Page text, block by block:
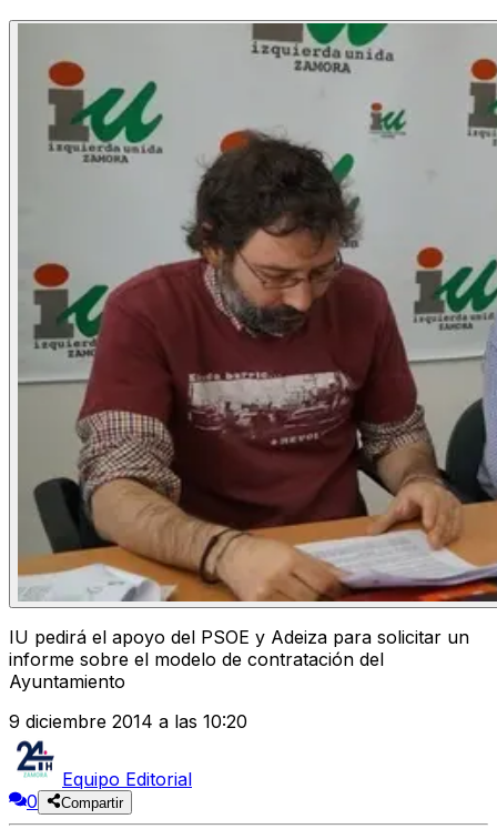
IU pedirá el apoyo del PSOE y Adeiza para solicitar un
informe sobre el modelo de contratación del
Ayuntamiento
9 diciembre 2014 a las 10:20
Equipo Editorial
0
Compartir